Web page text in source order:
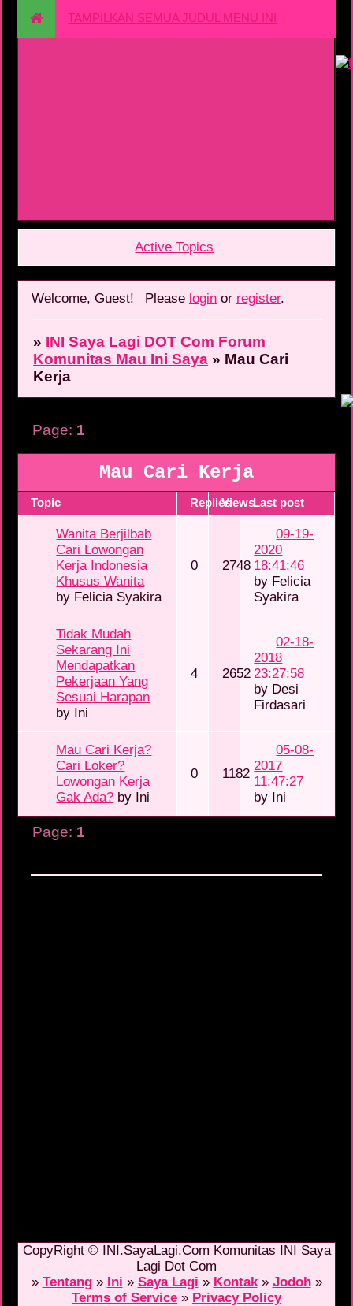
TAMPILKAN SEMUA JUDUL MENU INI
Active Topics
Welcome, Guest! Please loginor register.
» INI Saya Lagi DOT Com Forum
Komunitas Mau Ini Saya » Mau Cari
Kerja
Mau Cari Kerja
Page: 1
Topic RepliesViewsLast post
Wanita Berjilbab
Cari Lowongan
Kerja Indonesia
Khusus Wanita
by Felicia Syakira
0 2748
09-19-
2020
18:41:46
by Felicia
Syakira
Tidak Mudah
Sekarang Ini
Mendapatkan
Pekerjaan Yang
Sesuai Harapan
by Ini
4 2652
02-18-
2018
23:27:58
by Desi
Firdasari
Mau Cari Kerja?
Cari Loker?
Lowongan Kerja
Gak Ada? by Ini
0 1182
05-08-
2017
11:47:27
by Ini
Page: 1
CopyRight © INI.SayaLagi.Com Komunitas INI Saya
Lagi Dot Com
» Tentang» Ini » Saya Lagi » Kontak» Jodoh»
Terms of Service » Privacy Policy